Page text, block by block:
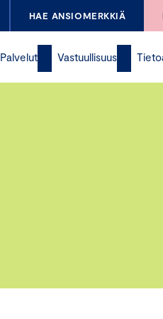
HAE ANSIOMERKKIÄ
Palvelut Vastuullisuus